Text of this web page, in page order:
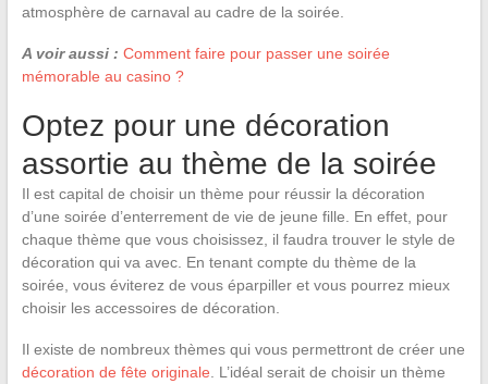
atmosphère de carnaval au cadre de la soirée.
A voir aussi : Comment faire pour passer une soirée
mémorable au casino ?
Optez pour une décoration
assortie au thème de la soirée
Il est capital de choisir un thème pour réussir la décoration
d’une soirée d’enterrement de vie de jeune fille. En effet, pour
chaque thème que vous choisissez, il faudra trouver le style de
décoration qui va avec. En tenant compte du thème de la
soirée, vous éviterez de vous éparpiller et vous pourrez mieux
choisir les accessoires de décoration.
Il existe de nombreux thèmes qui vous permettront de créer une
décoration de fête originale . L’idéal serait de choisir un thème